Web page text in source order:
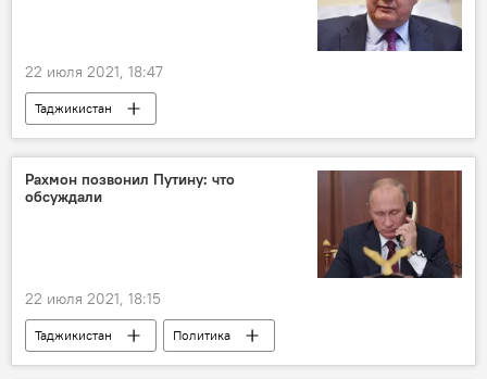
22 июля 2021, 18:47
Таджикистан
Афганистан и Таджикистан: новости на границе
Россия
Рахмон позвонил Путину: что
обсуждали
22 июля 2021, 18:15
Таджикистан
Политика
Владимир Путин
переговоры